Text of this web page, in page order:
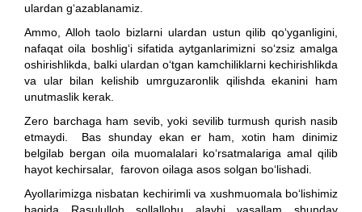
ulardan g‘azablanamiz.
Ammo, Alloh taolo bizlarni ulardan ustun qilib qo‘yganligini,
nafaqat oila boshlig‘i sifatida aytganlarimizni so‘zsiz amalga
oshirishlikda, balki ulardan o‘tgan kamchiliklarni kechirishlikda
va ular bilan kelishib umrguzaronlik qilishda ekanini ham
unutmaslik kerak.
Zero barchaga ham sevib, yoki sevilib turmush qurish nasib
etmaydi. Bas shunday ekan er ham, xotin ham dinimiz
belgilab bergan oila muomalalari ko‘rsatmalariga amal qilib
hayot kechirsalar, farovon oilaga asos solgan bo‘lishadi.
Ayollarimizga nisbatan kechirimli va xushmuomala bo‘lishimiz